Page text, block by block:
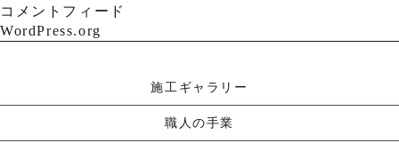
コメントフィード
WordPress.org
施工ギャラリー
職人の手業